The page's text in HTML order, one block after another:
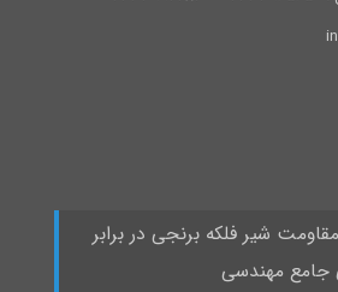
شیر فلکه برنجی در برابر
جامع مهندسی